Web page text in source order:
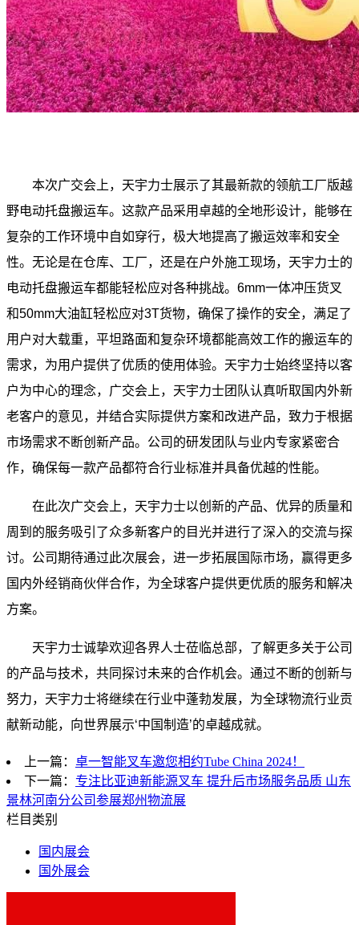
本次广交会上，天宇力士展示了其最新款的领航工厂版越
野电动托盘搬运车。这款产品采用卓越的全地形设计，能够在
复杂的工作环境中自如穿行，极大地提高了搬运效率和安全
性。无论是在仓库、工厂，还是在户外施工现场，天宇力士的
电动托盘搬运车都能轻松应对各种挑战。6mm一体冲压货叉
和50mm大油缸轻松应对3T货物，确保了操作的安全，满足了
用户对大载重，平坦路面和复杂环境都能高效工作的搬运车的
需求，为用户提供了优质的使用体验。天宇力士始终坚持以客
户为中心的理念，广交会上，天宇力士团队认真听取国内外新
老客户的意见，并结合实际提供方案和改进产品，致力于根据
市场需求不断创新产品。公司的研发团队与业内专家紧密合
作，确保每一款产品都符合行业标准并具备优越的性能。
在此次广交会上，天宇力士以创新的产品、优异的质量和
周到的服务吸引了众多新客户的目光并进行了深入的交流与探
讨。公司期待通过此次展会，进一步拓展国际市场，赢得更多
国内外经销商伙伴合作，为全球客户提供更优质的服务和解决
方案。
天宇力士诚挚欢迎各界人士莅临总部，了解更多关于公司
的产品与技术，共同探讨未来的合作机会。通过不断的创新与
努力，天宇力士将继续在行业中蓬勃发展，为全球物流行业贡
献新动能，向世界展示‘中国制造’的卓越成就。
上一篇： 卓一智能叉车邀您相约Tube China 2024！
下一篇： 专注比亚迪新能源叉车 提升后市场服务品质 山东
景林河南分公司参展郑州物流展
栏目类别
国内展会
国外展会